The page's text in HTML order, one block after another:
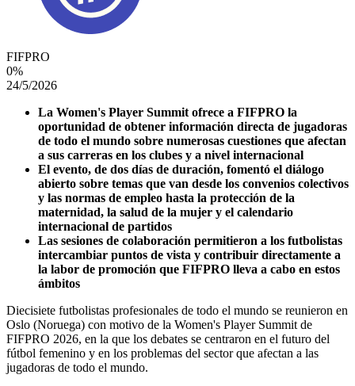
FIFPRO
0%
24/5/2026
La Women's Player Summit ofrece a FIFPRO la
oportunidad de obtener información directa de jugadoras
de todo el mundo sobre numerosas cuestiones que afectan
a sus carreras en los clubes y a nivel internacional
El evento, de dos días de duración, fomentó el diálogo
abierto sobre temas que van desde los convenios colectivos
y las normas de empleo hasta la protección de la
maternidad, la salud de la mujer y el calendario
internacional de partidos
Las sesiones de colaboración permitieron a los futbolistas
intercambiar puntos de vista y contribuir directamente a
la labor de promoción que FIFPRO lleva a cabo en estos
ámbitos
Diecisiete futbolistas profesionales de todo el mundo se reunieron en
Oslo (Noruega) con motivo de la Women's Player Summit de
FIFPRO 2026, en la que los debates se centraron en el futuro del
fútbol femenino y en los problemas del sector que afectan a las
jugadoras de todo el mundo.